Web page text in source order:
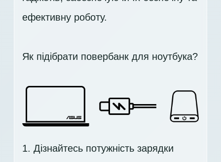
ефективну роботу.
Як підібрати повербанк для ноутбука?
1. Дізнайтесь потужність зарядки